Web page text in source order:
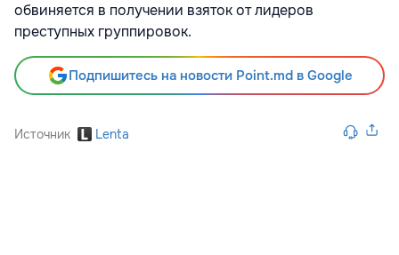
обвиняется в получении взяток от лидеров
преступных группировок.
Подпишитесь на новости Point.md в Google
Источник Lenta